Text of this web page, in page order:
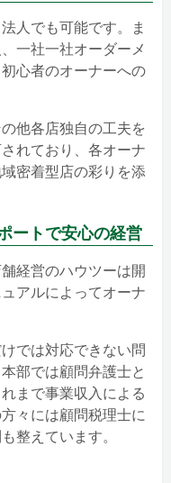
人でも可能です。ま
一社一社オーダーメ
心者のオーナーへの
他各店独自の工夫を
れており、各オーナ
密着型店の彩りを添
ートで安心の経営
経営のハウツーは開
アルによってオーナ
では対応できない問
部では顧問弁護士と
まで事業収入による
々には顧問税理士に
整えています。